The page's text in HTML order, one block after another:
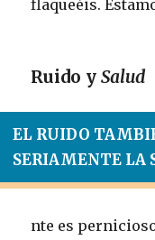
flaqueéis.
Ruido ySalud
EL RUIDO
SERIAMENTE LA
nte es